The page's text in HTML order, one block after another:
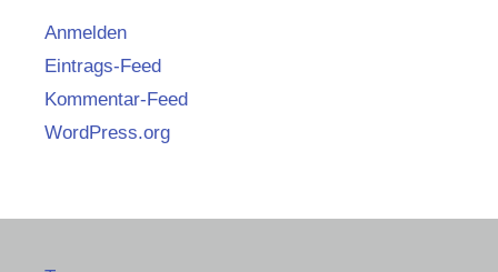
Anmelden
Eintrags-Feed
Kommentar-Feed
WordPress.org